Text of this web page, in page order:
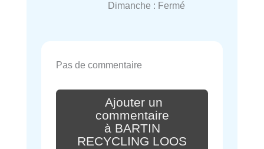
Dimanche : Fermé
Pas de commentaire
Ajouter un
commentaire
à BARTIN
RECYCLING LOOS